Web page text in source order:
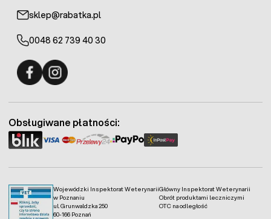
sklep@rabatka.pl
0048 62 739 40 30
Wojewódzki Inspektorat Weterynarii
w Poznaniu
ul. Grunwaldzka 250
60-166 Poznań
Główny Inspektorat Weterynarii
Obrót produktami leczniczymi
OTC na odległość
Obsługiwane płatności: